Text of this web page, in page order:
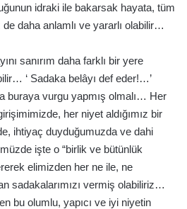
idraki ile bakarsak hayata, tüm
daha anlamlı ve yararlı olabilir…
sanırım daha farklı bir yere
‘ Sadaka belâyı def eder!…’
buraya vurgu yapmış olmalı… Her
her niyet aldığımız bir
ihtiyaç duyduğumuzda ve dahi
işte o “birlik ve bütünlük
elimizden her ne ile, ne
sadakalarımızı vermiş olabiliriz…
bu olumlu, yapıcı ve iyi niyetin